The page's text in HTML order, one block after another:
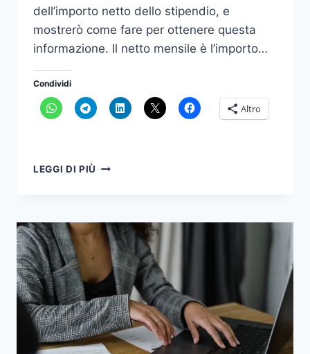
dell’importo netto dello stipendio, e
mostrerò come fare per ottenere questa
informazione. Il netto mensile è l’importo…
Condividi
Altro
LEGGI DI PIÙ COME
NETTO
SENZA
FARE
ERRORI